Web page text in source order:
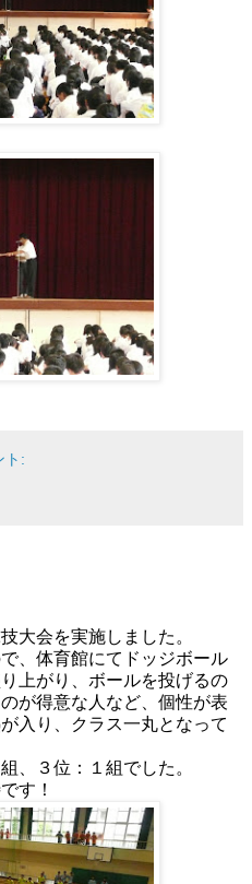
ト:
大会を実施しました。
、体育館にてドッジボール
上がり、ボールを投げるの
が得意な人など、個性が表
入り、クラス一丸となって
、３位：１組でした。
す！